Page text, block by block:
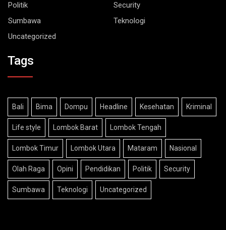
Politik
Security
Sumbawa
Teknologi
Uncategorized
Tags
Bali Bima Dompu Headline Kesehatan Kriminal
Life style Lombok Barat Lombok Tengah
Lombok Timur Lombok Utara Mataram Nasional
Olah Raga Opini Pendidikan Politik Security
Sumbawa Teknologi Uncategorized